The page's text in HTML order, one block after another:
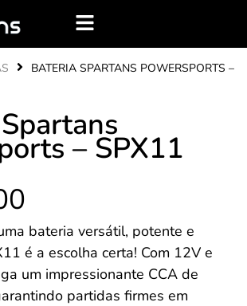
BATERIA SPARTANS POWERSPORTS –
– SPX11
bateria versátil, potente e
é a escolha certa! Com 12V e
um impressionante CCA de
partidas firmes em